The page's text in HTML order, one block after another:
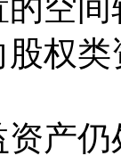
空
权
产